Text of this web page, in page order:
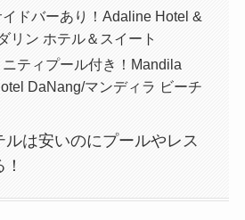
ドバーあり！Adaline Hotel &
リン ホテル＆スイート
ティプール付き！Mandila
DaNang/マンディラ ビーチ
ルは安いのにプールやレス